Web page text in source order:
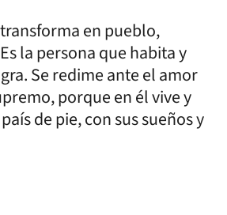
en pueblo,
la persona que habita y
Se redime ante el amor
porque en él vive y
de pie, con sus sueños y